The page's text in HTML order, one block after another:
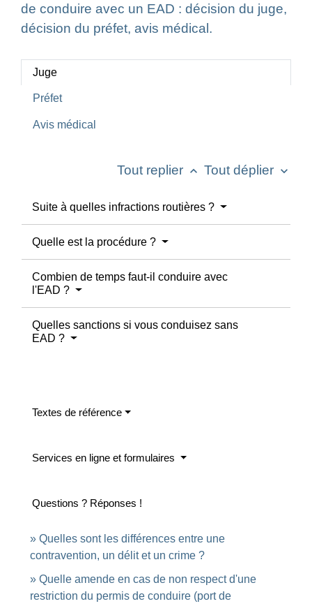
de conduire avec un EAD : décision du juge,
décision du préfet, avis médical.
Juge
Préfet
Avis médical
Tout replier keyboard_arrow_up Tout déplier keyboard_arrow_down
Suite à quelles infractions routières ?
Quelle est la procédure ?
Combien de temps faut-il conduire avec
l'EAD ?
Quelles sanctions si vous conduisez sans
EAD ?
Textes de référence
Services en ligne et formulaires
Questions ? Réponses !
Quelles sont les différences entre une
contravention, un délit et un crime ?
Quelle amende en cas de non respect d'une
restriction du permis de conduire (port de